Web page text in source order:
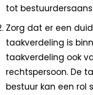
tot
Zorg dat er een
taakverdeling is
taakverdeling ook
rechtspersoon. De
bestuur kan een rol